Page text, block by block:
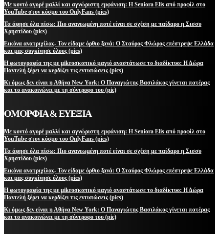
Με κοντό αγορέ μαλλί και αγνώριστη εμφάνιση: Η Seniora Elis από προφίλ στο
YouTube στον κόσμο του OnlyFans (pics)
Τα άφησε όλα πίσω: Πιο ανανεωμένη ποτέ είναι σε σχέση με παίδαρο η Σισσυ
Χρηστίδου (pics)
Εικόνα ανατριχίλας- Τον είδαμε όρθιο ξανά: Ο Σταύρος Φλώρος επέστρεψε Ελλάδα
και μας συγκίνησε όλους (pics)
Η φωτογραφία της με μikroσκοπικό μαγιό αναστάτωσε το διαδίκτυο: Η Δώρα
Παντελή ξέρει να κερδίζει τις εντυπώσεις (pics)
Κι όμως δεν είναι η Αθήνα New York: Ο Παναγιώτης Βασιλάκος γίνεται πατέρας
και το ανακοινώνει με τη σύντροφο του (pic)
ΟΜΟΡΦΙΑ & ΕΥΕΞΙΑ
Με κοντό αγορέ μαλλί και αγνώριστη εμφάνιση: Η Seniora Elis από προφίλ στο
YouTube στον κόσμο του OnlyFans (pics)
Τα άφησε όλα πίσω: Πιο ανανεωμένη ποτέ είναι σε σχέση με παίδαρο η Σισσυ
Χρηστίδου (pics)
Εικόνα ανατριχίλας- Τον είδαμε όρθιο ξανά: Ο Σταύρος Φλώρος επέστρεψε Ελλάδα
και μας συγκίνησε όλους (pics)
Η φωτογραφία της με μikroσκοπικό μαγιό αναστάτωσε το διαδίκτυο: Η Δώρα
Παντελή ξέρει να κερδίζει τις εντυπώσεις (pics)
Κι όμως δεν είναι η Αθήνα New York: Ο Παναγιώτης Βασιλάκος γίνεται πατέρας
και το ανακοινώνει με τη σύντροφο του (pic)